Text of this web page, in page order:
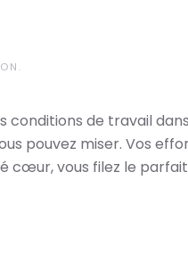
.
de travail
pouvez miser. Vos
cœur, vous filez le